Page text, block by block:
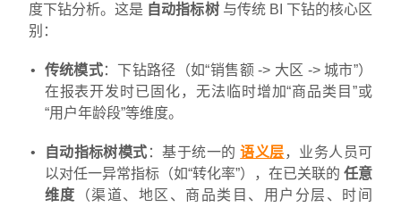
度下钻分析。这是 自动指标树与传统 BI 下钻的核心区
别：
传统模式：下钻路径（如“销售额 -> 大区 -> 城市”）
在报表开发时已固化，无法临时增加“商品类目”或
“用户年龄段”等维度。
自动指标树模式 ：基于统一的语义层，业务人员可
以对任一异常指标（如“转化率”），在已关联的 任意
维度 （渠道、地区、商品类目、用户分层、时间